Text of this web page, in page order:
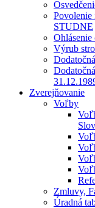
STUDNE
Výrub
Zverejňovanie
Voľby
Zmluvy,
Úradná